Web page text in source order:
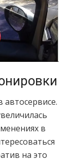
автосервисе.
в
на это